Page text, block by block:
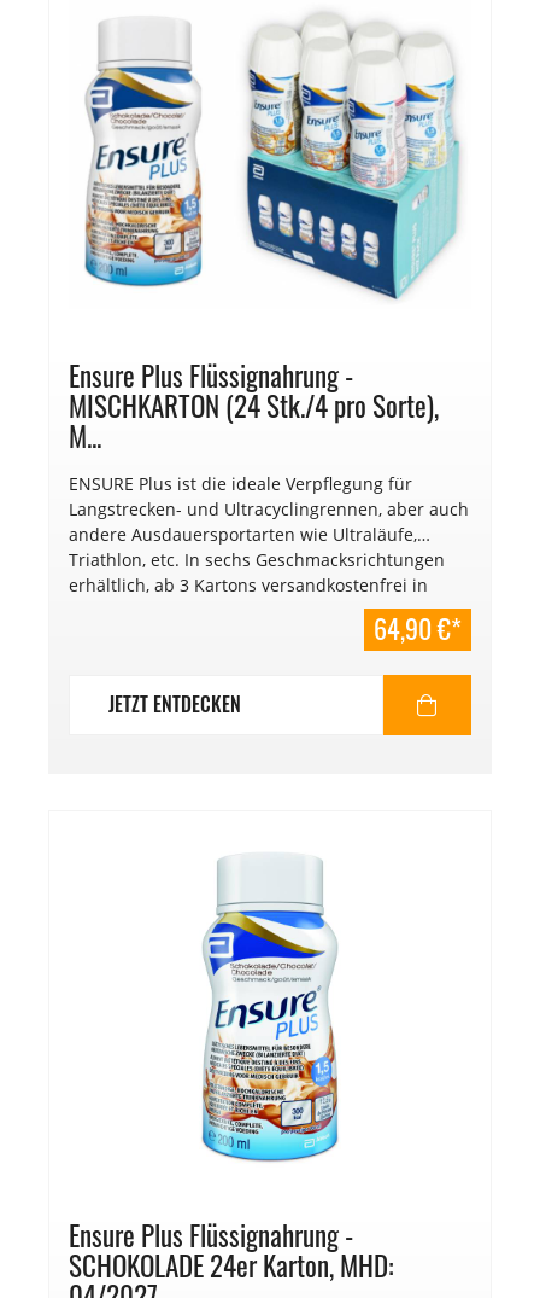
Ensure Plus Flüssignahrung -
MISCHKARTON (24 Stk./4 pro Sorte),
M...
ENSURE Plus ist die ideale Verpflegung für
Langstrecken- und Ultracyclingrennen, aber auch
andere Ausdauersportarten wie Ultraläufe,
Triathlon, etc. In sechs Geschmacksrichtungen
erhältlich, ab 3 Kartons versandkostenfrei in
Österreich (gültig ab 01.01.2025). Inhalt64,90 €*
JETZT ENTDECKEN
Ensure Plus Flüssignahrung -
SCHOKOLADE 24er Karton, MHD: